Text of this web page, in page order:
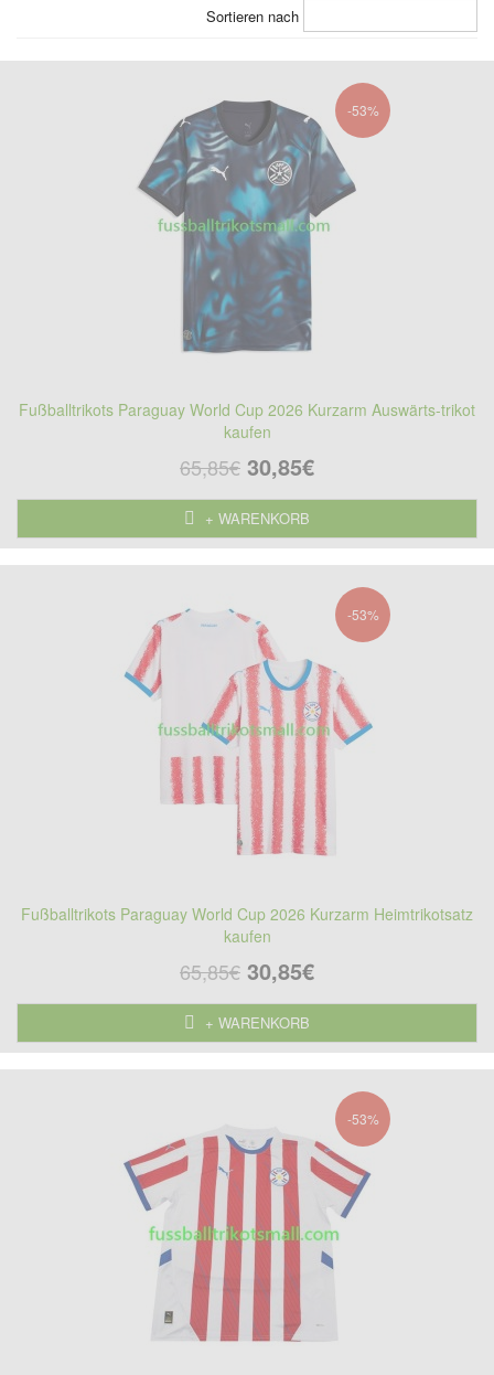
Sortieren nach
-53%
Fußballtrikots Paraguay World Cup 2026 Kurzarm Auswärts-trikot
kaufen
65,85€ 30,85€
+ WARENKORB
-53%
Fußballtrikots Paraguay World Cup 2026 Kurzarm Heimtrikotsatz
kaufen
65,85€ 30,85€
+ WARENKORB
-53%